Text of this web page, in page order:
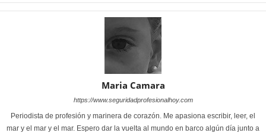
Maria Camara
https://www.seguridadprofesionalhoy.com
Periodista de profesión y marinera de corazón. Me apasiona escribir, leer, el
mar y el mar y el mar. Espero dar la vuelta al mundo en barco algún día junto a